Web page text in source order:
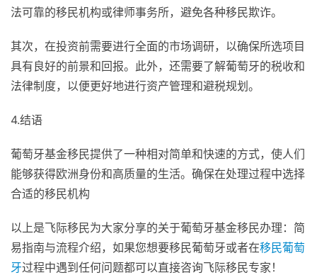
法可靠的移民机构或律师事务所，避免各种移民欺诈。
其次，在投资前需要进行全面的市场调研，以确保所选项目
具有良好的前景和回报。此外，还需要了解葡萄牙的税收和
法律制度，以便更好地进行资产管理和避税规划。
4.结语
葡萄牙基金移民提供了一种相对简单和快速的方式，使人们
能够获得欧洲身份和高质量的生活。确保在处理过程中选择
合适的移民机构
以上是飞际移民为大家分享的关于葡萄牙基金移民办理：简
易指南与流程介绍，如果您想要移民葡萄牙或者在移民葡萄
牙过程中遇到任何问题都可以直接咨询飞际移民专家！